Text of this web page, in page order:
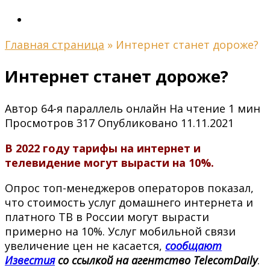
Главная страница » Интернет станет дороже?
Интернет станет дороже?
Автор 64-я параллель онлайн На чтение 1 мин
Просмотров 317 Опубликовано 11.11.2021
В 2022 году тарифы на интернет и
телевидение могут вырасти на 10%.
Опрос топ-менеджеров операторов показал,
что стоимость услуг домашнего интернета и
платного ТВ в России могут вырасти
примерно на 10%. Услуг мобильной связи
увеличение цен не касается, сообщают
Известиясо ссылкой на агентство TelecomDaily.